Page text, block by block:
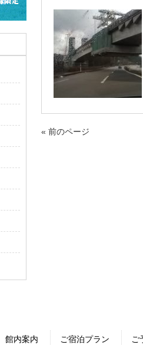
« 前のページ
館内案内 ご宿泊プラン ご